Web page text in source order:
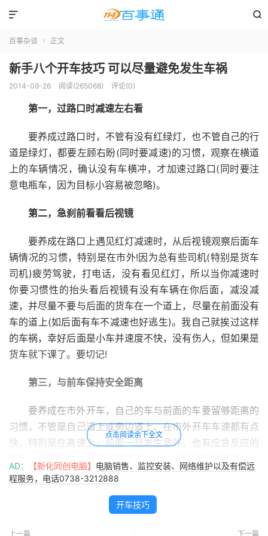


百事杂谈  正文
新手八个开车技巧 可以尽量避免发生车祸
2014-09-26 阅读(265068) 评论(0)
第一，过路口时减速左右看
要养成过路口时，不管有没有红绿灯，也不管自己的行
道是绿灯，都要左顾右盼(同时要减速)的习惯，观察在横道
上的车辆情况，确认没有车横冲，才加速过路口(同时要注
意电瓶车，因为目标小容易被忽略)。
第二，急刹前看看后视镜
要养成在路口上遇见红灯减速时，从后视镜观察后面车
辆情况的习惯，特别是在市外!因为总有些司机(特别是货车
司机)疲劳驾驶，打电话，没有看见红灯，所以当你减速时
你要习惯性的抬头看后视镜有没有车辆在你后面，减没减
速，并尽量不要与后面的货车在一个道上，尽量在前面没有
车的道上(如后面有车不减速也好逃生)。我自己就挨过这样
的车祸，幸好后面是小车并速度不快，没有伤人，但如果是
货车就下课了。要切记!
第三，与前车保持安全距离
要养成在市外开车，自己的车与前面的车要留够距离的
习惯，不管是自己道上或旁边道上。在市外开车车速都有点
快，特别是在高速上，前面一旦发生意外，也有应急反应的
距离。还有经常会遇见前面旁道上的车不打灯突然变道，如
有足够的距离也能从容应对。
第四、拐弯减速要看清
要养成开车拐弯时(与非机动车道、人行道有相交时)一
点击阅读余下全文
AD： 【新化同创电脑】 电脑销售、监控安装、网络维护以及有偿远
程服务，电话0738-3212888
开车技巧
上一篇 下一篇